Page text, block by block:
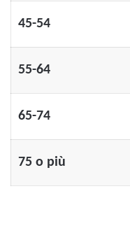
45-54
55-64
65-74
75 o più